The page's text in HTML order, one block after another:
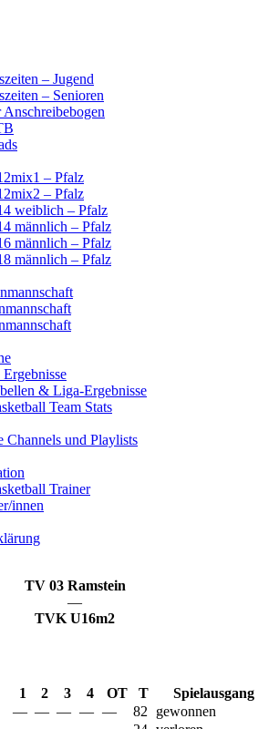
– Jugend
– Senioren
– Pfalz
– Pfalz
weiblich – Pfalz
männlich – Pfalz
männlich – Pfalz
männlich – Pfalz
& Liga-Ergebnisse
Team Stats
Channels und Playlists
Trainer
innen
TV 03 Ramstein
—
TVK U16m2
1 2 3 4 OT T
Spielausgang
— — — — — 82
gewonnen